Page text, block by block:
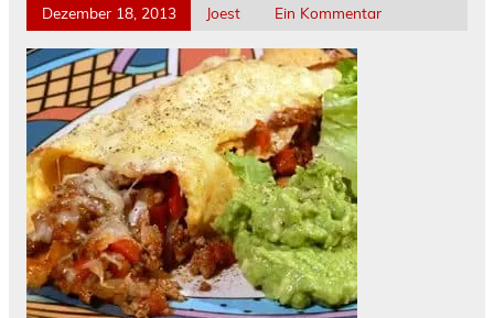
Dezember 18, 2013 Joest Ein Kommentar